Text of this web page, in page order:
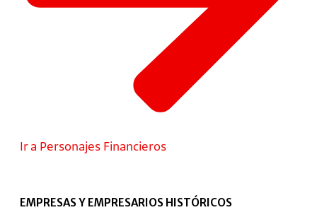
Ir a Personajes Financieros
EMPRESAS Y EMPRESARIOS HISTÓRICOS